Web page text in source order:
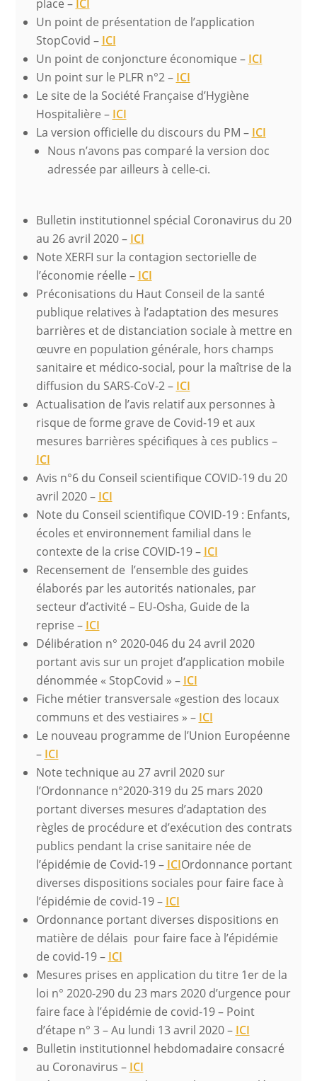
place – ICI
Un point de présentation de l’application
StopCovid – ICI
Un point de conjoncture économique – ICI
Un point sur le PLFR n°2 – ICI
Le site de la Société Française d’Hygiène
Hospitalière – ICI
La version officielle du discours du PM – ICI
Nous n’avons pas comparé la version doc
adressée par ailleurs à celle-ci.
Bulletin institutionnel spécial Coronavirus du 20
au 26 avril 2020 – ICI
Note XERFI sur la contagion sectorielle de
l’économie réelle – ICI
Préconisations du Haut Conseil de la santé
publique relatives à l’adaptation des mesures
barrières et de distanciation sociale à mettre en
œuvre en population générale, hors champs
sanitaire et médico-social, pour la maîtrise de la
diffusion du SARS-CoV-2 – ICI
Actualisation de l’avis relatif aux personnes à
risque de forme grave de Covid-19 et aux
mesures barrières spécifiques à ces publics –
ICI
Avis n°6 du Conseil scientifique COVID-19 du 20
avril 2020 – ICI
Note du Conseil scientifique COVID-19 : Enfants,
écoles et environnement familial dans le
contexte de la crise COVID-19 – ICI
Recensement de l’ensemble des guides
élaborés par les autorités nationales, par
secteur d’activité – EU-Osha, Guide de la
reprise – ICI
Délibération n° 2020-046 du 24 avril 2020
portant avis sur un projet d’application mobile
dénommée « StopCovid » – ICI
Fiche métier transversale «gestion des locaux
communs et des vestiaires » – ICI
Le nouveau programme de l’Union Européenne
– ICI
Note technique au 27 avril 2020 sur
l’Ordonnance n°2020-319 du 25 mars 2020
portant diverses mesures d’adaptation des
règles de procédure et d’exécution des contrats
publics pendant la crise sanitaire née de
l’épidémie de Covid-19 – ICIOrdonnance portant
diverses dispositions sociales pour faire face à
l’épidémie de covid-19 – ICI
Ordonnance portant diverses dispositions en
matière de délais pour faire face à l’épidémie
de covid-19 – ICI
Mesures prises en application du titre 1er de la
loi n° 2020-290 du 23 mars 2020 d’urgence pour
faire face à l’épidémie de covid-19 – Point
d’étape n° 3 – Au lundi 13 avril 2020 – ICI
Bulletin institutionnel hebdomadaire consacré
au Coronavirus – ICI